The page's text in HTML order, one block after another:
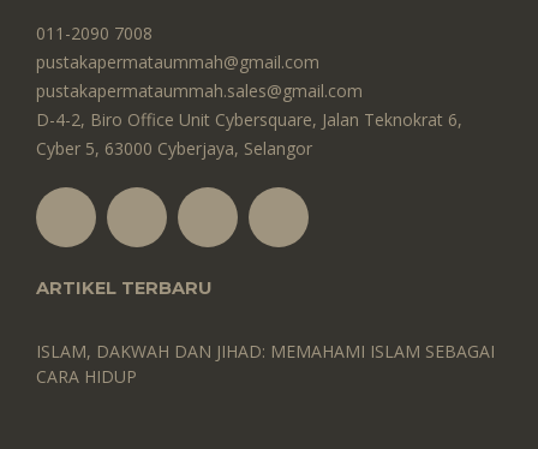
011-2090 7008
pustakapermataummah@gmail.com
pustakapermataummah.sales@gmail.com
D-4-2, Biro Office Unit Cybersquare, Jalan Teknokrat 6,
Cyber 5, 63000 Cyberjaya, Selangor
ARTIKEL TERBARU
ISLAM, DAKWAH DAN JIHAD: MEMAHAMI ISLAM SEBAGAI
CARA HIDUP